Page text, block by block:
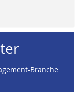
Branche